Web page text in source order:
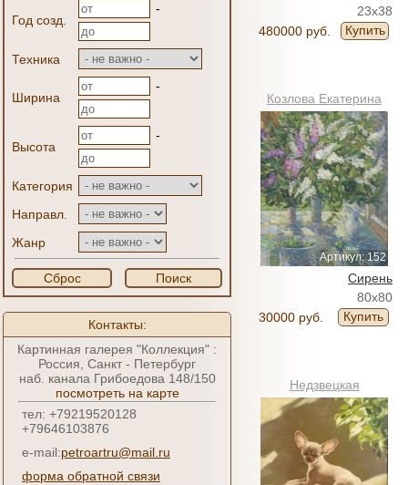
Год созд.
-
Техника
Ширина
-
Высота
-
Категория
Направл.
Жанр
Сброс Поиск
Контакты:
Картинная галерея "Коллекция" :
Россия, Санкт - Петербург
наб. канала Грибоедова 148/150
посмотреть на карте
тел: +79219520128
+79646103876
e-mail:petroartru@mail.ru
форма обратной связи
23x38
480000 руб.
Купить
Козлова Екатерина
Артикул: 152
Сирень
80x80
30000 руб.
Купить
Недзвецкая
Александра